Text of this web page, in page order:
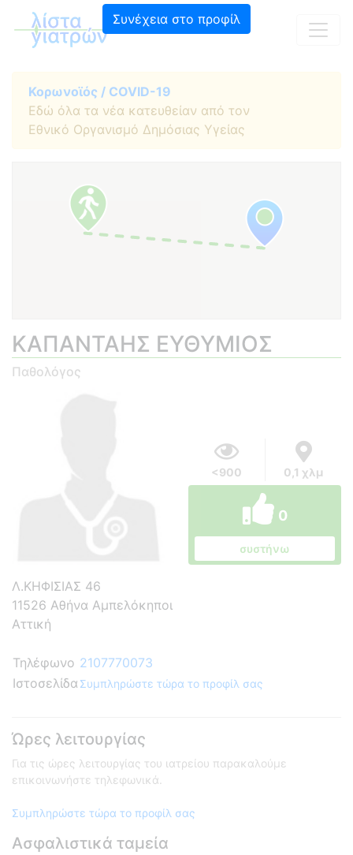
Συνέχεια στο προφίλ
Κορωνοϊός / COVID-19
Εδώ όλα τα νέα κατευθείαν από τον
Εθνικό Οργανισμό Δημόσιας Υγείας
ΚΑΠΑΝΤΑΗΣ ΕΥΘΥΜΙΟΣ
Παθολόγος
<900 0,1 χλμ
0
συστήνω
Λ.ΚΗΦΙΣΙΑΣ 46
11526 Αθήνα Αμπελόκηποι
Αττική
Τηλέφωνο 2107770073
Ιστοσελίδα Συμπληρώστε τώρα το προφίλ σας
Ώρες λειτουργίας
Για τις ώρες λειτουργίας του ιατρείου παρακαλούμε
επικοινωνήστε τηλεφωνικά.
Συμπληρώστε τώρα το προφίλ σας
Ασφαλιστικά ταμεία